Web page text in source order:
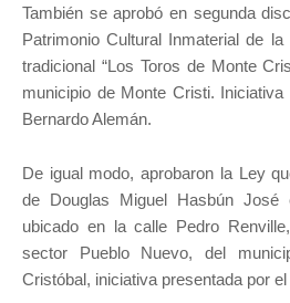
También se aprobó en segunda
Patrimonio Cultural Inmaterial de
tradicional “Los Toros de Monte
municipio de Monte Cristi.
Bernardo Alemán.
De igual modo, aprobaron la Ley
de Douglas Miguel Hasbún José
ubicado en la calle Pedro
sector Pueblo Nuevo, del
Cristóbal, iniciativa presentada por